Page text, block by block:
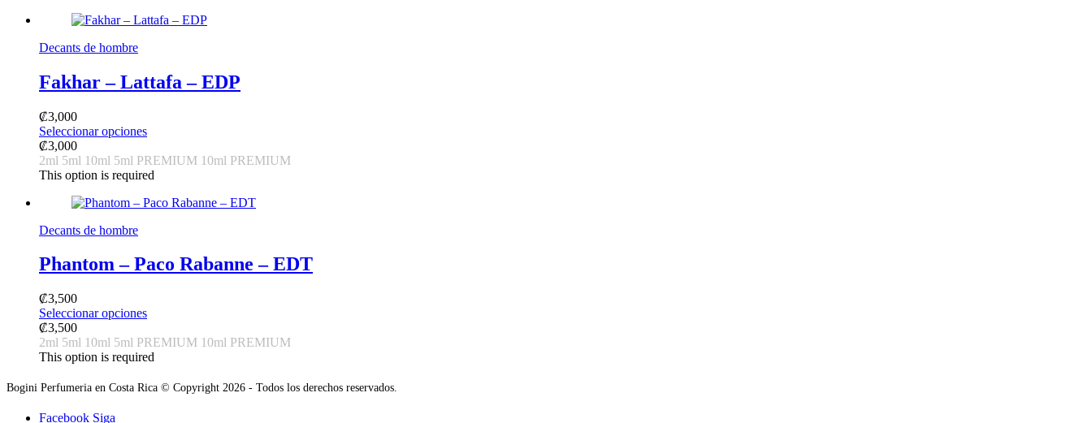
The
chosen
on
page
Decants de hombre
Fakhar – Lattafa – EDP
₡3,000
Seleccionar opcionesThis
has
multiple
The
chosen
on
page
₡3,000
2ml 5ml 10ml 5ml PREMIUM 10ml PREMIUM
This option is required
Decants de hombre
Phantom – Paco Rabanne – EDT
₡3,500
Seleccionar opcionesThis
has
multiple
The
₡3,500
2ml 5ml 10ml 5ml PREMIUM 10ml PREMIUM
This option is required
Bogini Perfumeria en Costa Rica © Copyright 2026 - Todos los derechos reservados.
Facebook Siga